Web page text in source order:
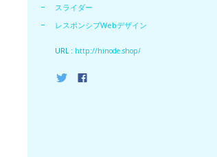
スライダー
レスポンシブWebデザイン
URL : http://hinode.shop/